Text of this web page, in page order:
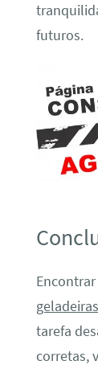
futuros.
tarefa
corretas,